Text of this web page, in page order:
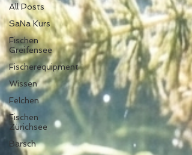
All Posts
SaNa Kurs
Fischen
Greifensee
Fischerequipment
Wissen
Felchen
Fischen
Zürichsee
Barsch